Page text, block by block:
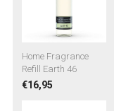
Home Fragrance
Refill Earth 46
€16,95